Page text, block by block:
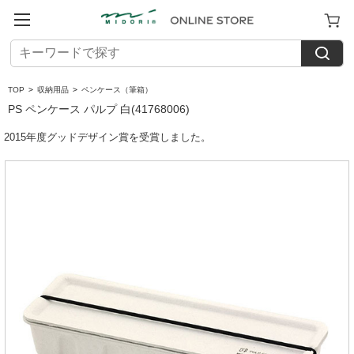
TOP > 収納用品 > ペンケース（筆箱）
PS ペンケース パルプ 白(41768006)
2015年度グッドデザイン賞を受賞しました。